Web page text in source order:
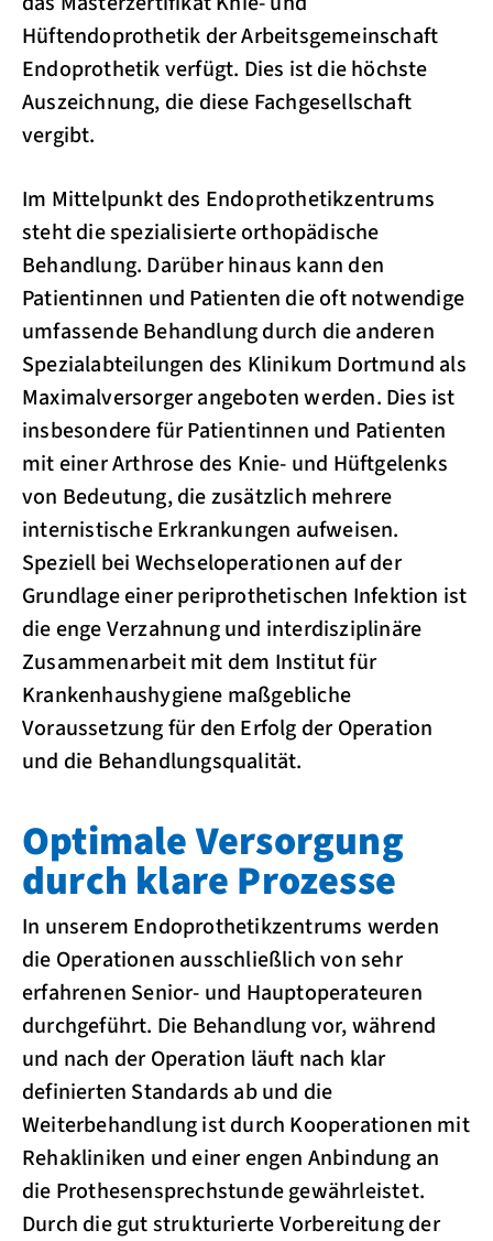
Hüftendoprothetik der Arbeitsgemeinschaft
Endoprothetik verfügt. Dies ist die höchste
Auszeichnung, die diese Fachgesellschaft
vergibt.
Im Mittelpunkt des Endoprothetikzentrums
steht die spezialisierte orthopädische
Behandlung. Darüber hinaus kann den
Patientinnen und Patienten die oft notwendige
umfassende Behandlung durch die anderen
Spezialabteilungen des Klinikum Dortmund als
Maximalversorger angeboten werden. Dies ist
insbesondere für Patientinnen und Patienten
mit einer Arthrose des Knie- und Hüftgelenks
von Bedeutung, die zusätzlich mehrere
internistische Erkrankungen aufweisen.
Speziell bei Wechseloperationen auf der
Grundlage einer periprothetischen Infektion ist
die enge Verzahnung und interdisziplinäre
Zusammenarbeit mit dem Institut für
Krankenhaushygiene maßgebliche
Voraussetzung für den Erfolg der Operation
und die Behandlungsqualität.
Optimale Versorgung
durch klare Prozesse
In unserem Endoprothetikzentrums werden
die Operationen ausschließlich von sehr
erfahrenen Senior- und Hauptoperateuren
durchgeführt. Die Behandlung vor, während
und nach der Operation läuft nach klar
definierten Standards ab und die
Weiterbehandlung ist durch Kooperationen mit
Rehakliniken und einer engen Anbindung an
die Prothesensprechstunde gewährleistet.
Durch die gut strukturierte Vorbereitung der